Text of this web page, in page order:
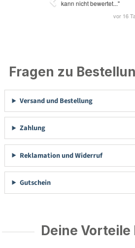
Fragen zu
Versand und Bestellung
Zahlung
Reklamation und Widerruf
Gutschein
Deine Vorteile